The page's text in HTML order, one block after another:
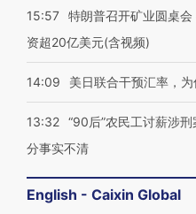
15:57 特朗普召开矿业圆桌
资超20亿美元(含视频)
14:09 美日联合干预汇率，
13:32 “90后”农民工讨薪涉
分事实不清
English - Caixin Global